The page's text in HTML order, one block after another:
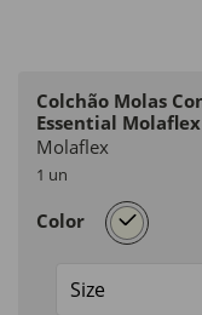
Colchão Molas
Essential Molaflex
Molaflex
1 un
Color selected
Size